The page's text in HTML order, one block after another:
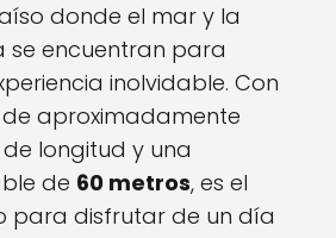
donde el mar y la
encuentran para
inolvidable. Con
de aproximadamente
de longitud y una
de 60 metros, es el
para disfrutar de un día